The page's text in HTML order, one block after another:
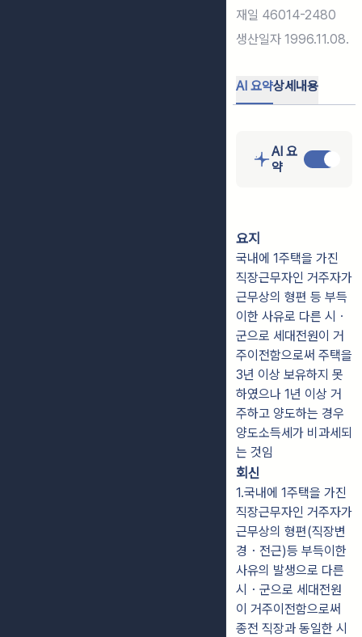
재일 46014-2480
생산일자 1996.11.08.
AI 요약상세내용
AI 요
약
요지
국내에 1주택을 가진
직장근무자인 거주자가
근무상의 형편 등 부득
이한 사유로 다른 시ㆍ
군으로 세대전원이 거
주이전함으로써 주택을
3년 이상 보유하지 못
하였으나 1년 이상 거
주하고 양도하는 경우
양도소득세가 비과세되
는 것임
회신
1.국내에 1주택을 가진
직장근무자인 거주자가
근무상의 형편(직장변
경・전근)등 부득이한
사유의 발생으로 다른
시・군으로 세대전원
이 거주이전함으로써
종전 직장과 동일한 시